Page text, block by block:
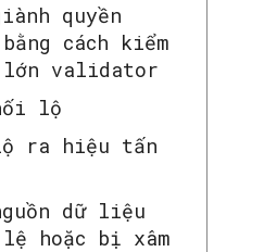
quyền
cách kiểm
lớn validator
lộ
ra hiệu tấn
dữ liệu
lệ hoặc bị xâm